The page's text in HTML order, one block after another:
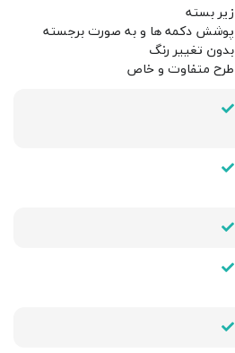
زیر بسته
پوشش دکمه ها و به صورت برجسته
بدون تغییر رنگ
طرح متفاوت و خاص